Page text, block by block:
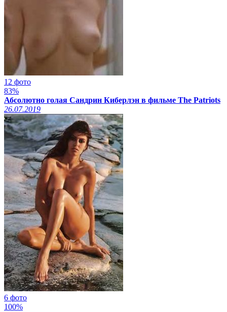
12 фото
83%
Абсолютно голая Сандрин Киберлэн в фильме The Patriots
26.07.2019
6 фото
100%